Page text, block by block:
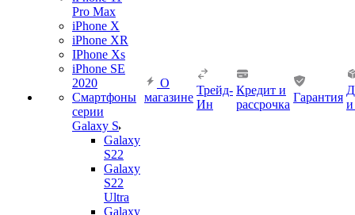
Pro Max
iPhone X
iPhone XR
IPhone Xs
iPhone SE
2020
Смартфоны
серии
Galaxy S
Galaxy
S22
Galaxy
S22
Ultra
Galaxy
О
магазине
Трейд-
Ин
Кредит и
рассрочка
Гарантия
и